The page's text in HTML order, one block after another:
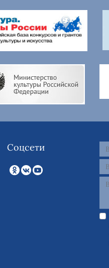
Соцсети